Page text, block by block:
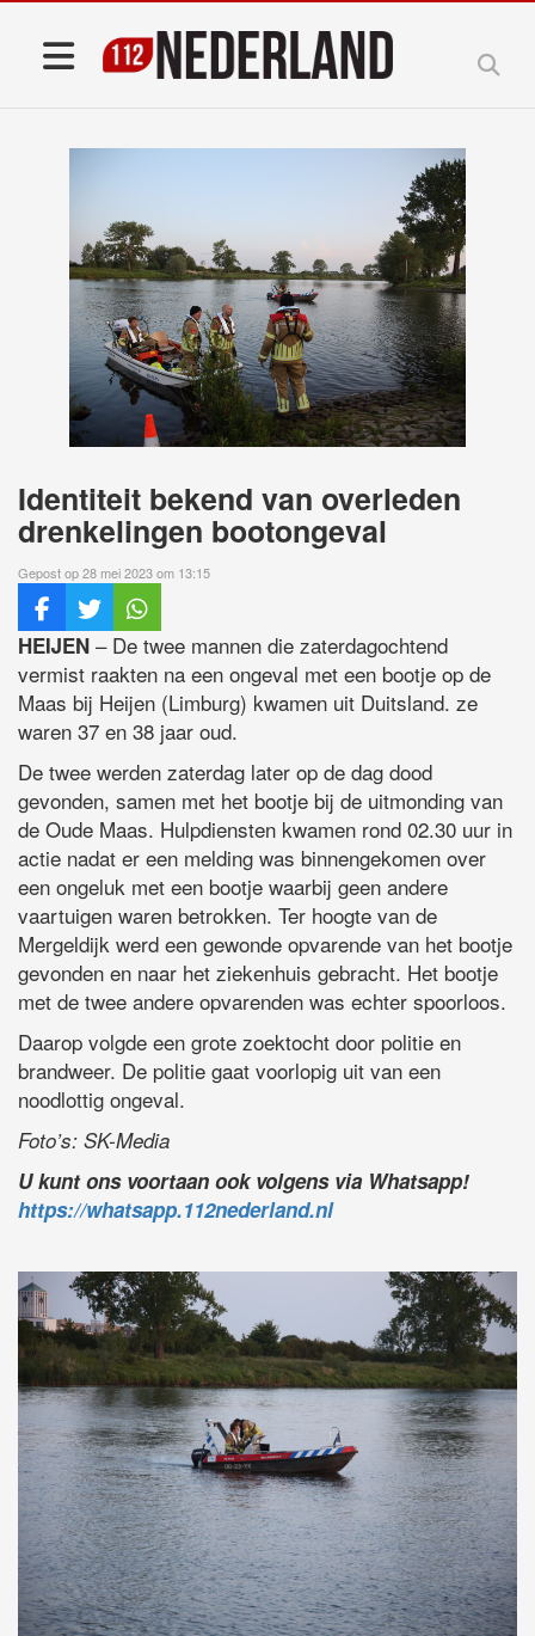
Identiteit bekend van overleden
drenkelingen bootongeval
Gepost op 28 mei 2023 om 13:15
HEIJEN – De twee mannen die zaterdagochtend
vermist raakten na een ongeval met een bootje op de
Maas bij Heijen (Limburg) kwamen uit Duitsland. ze
waren 37 en 38 jaar oud.
De twee werden zaterdag later op de dag dood
gevonden, samen met het bootje bij de uitmonding van
de Oude Maas. Hulpdiensten kwamen rond 02.30 uur in
actie nadat er een melding was binnengekomen over
een ongeluk met een bootje waarbij geen andere
vaartuigen waren betrokken. Ter hoogte van de
Mergeldijk werd een gewonde opvarende van het bootje
gevonden en naar het ziekenhuis gebracht. Het bootje
met de twee andere opvarenden was echter spoorloos.
Daarop volgde een grote zoektocht door politie en
brandweer. De politie gaat voorlopig uit van een
noodlottig ongeval.
Foto’s: SK-Media
U kunt ons voortaan ook volgens via Whatsapp!
https://whatsapp.112nederland.nl